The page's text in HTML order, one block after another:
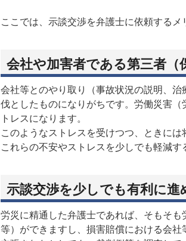
ここでは、示談交渉を弁護士に依頼するメ
会社や加害者である第三者
会社等とのやり取り（事故状況の説明、
伐としたものになりがちです。労働災害
トレスになります。
このようなストレスを受けつつ、ときに
これらの不安やストレスを少しでも軽減
示談交渉を少しでも有利に進
労災に精通した弁護士であれば、そもそ
等）ができますし、損害賠償における会